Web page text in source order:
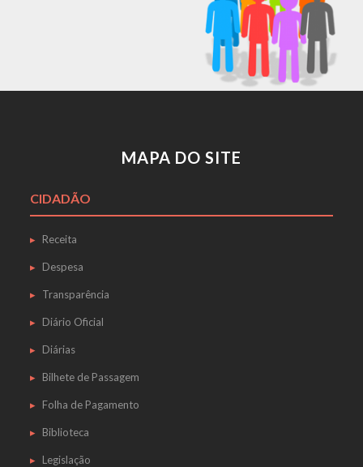
MAPA DO SITE
CIDADÃO
Receita
Despesa
Transparência
Diário Oficial
Diárias
Bilhete de Passagem
Folha de Pagamento
Biblioteca
Legislação